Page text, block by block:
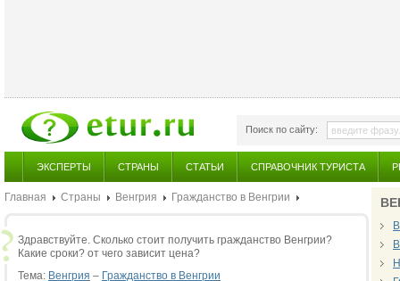
Поиск по сайту:
ЭКСПЕРТЫ СТРАНЫ СТАТЬИ СПРАВОЧНИК ТУРИСТА
Главная Страны Венгрия Гражданство в Венгрии
Здравствуйте. Сколько стоит получить гражданство Венгрии?
Какие сроки? от чего зависит цена?
Тема: Венгрия – Гражданство в Венгрии